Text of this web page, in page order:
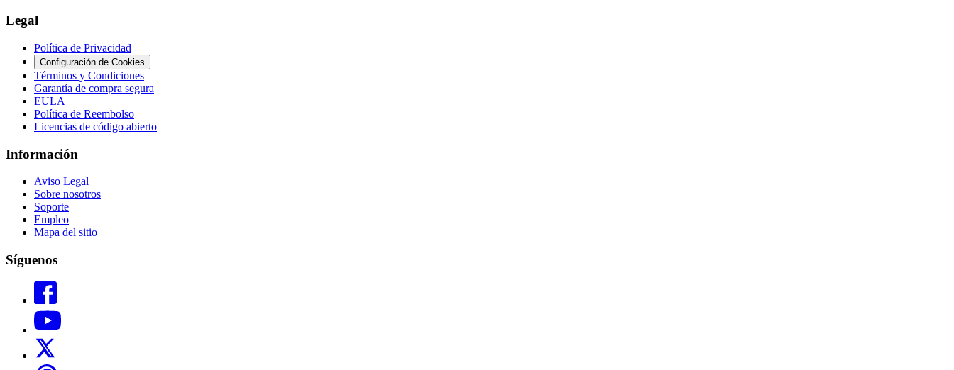
Legal
Política de Privacidad
Configuración de Cookies
Términos y Condiciones
Garantía de compra segura
EULA
Política de Reembolso
Licencias de código abierto
Información
Aviso Legal
Sobre nosotros
Soporte
Empleo
Mapa del sitio
Síguenos